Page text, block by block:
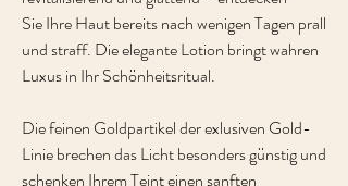
Sie Ihre Haut bereits nach wenigen Tagen prall
und straff. Die elegante Lotion bringt wahren
Luxus in Ihr Schönheitsritual.
Die feinen Goldpartikel der exlusiven Gold-
Linie brechen das Licht besonders günstig und
schenken Ihrem Teint einen sanften